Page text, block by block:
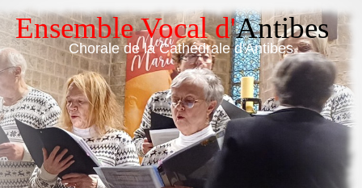
Chorale de la Cathédrale d'Antibes